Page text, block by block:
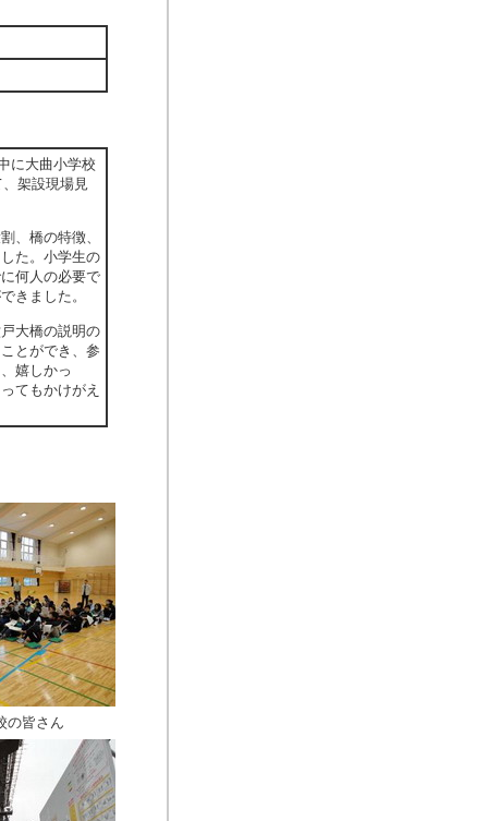
に大曲小学校
架設現場見
、橋の特徴、
た。小学生の
何人の必要で
きました。
大橋の説明の
とができ、参
嬉しかっ
てもかけがえ
皆さん